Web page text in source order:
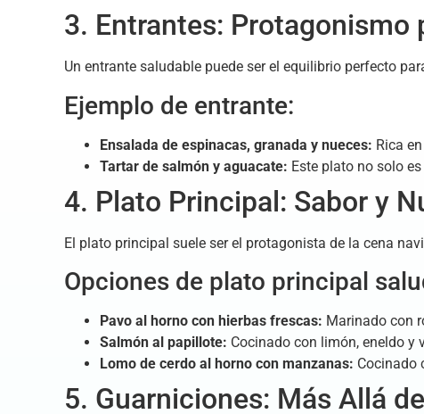
3. Entrantes: Protagonismo
Un entrante saludable puede ser el equilibrio perfecto
Ejemplo de entrante:
Ensalada de espinacas, granada y nueces: Rica
Tartar de salmón y aguacate: Este plato no solo
4. Plato Principal: Sabor y
El plato principal suele ser el protagonista de la cena
Opciones de plato principal
Pavo al horno con hierbas frescas: Marinado con
Salmón al papillote: Cocinado con limón, eneldo y
Lomo de cerdo al horno con manzanas: Cocinado
5. Guarniciones: Más Allá